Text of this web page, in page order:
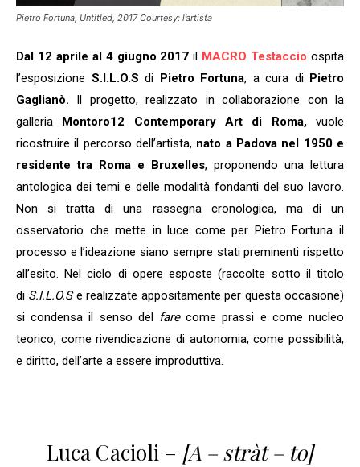
Pietro Fortuna, Untitled, 2017 Courtesy: l’artista
Dal 12 aprile al 4 giugno 2017 il MACRO Testaccio ospita
l’esposizione S.I.L.O.S di Pietro Fortuna, a cura di Pietro
Gaglianò. Il progetto, realizzato in collaborazione con la
galleria Montoro12 Contemporary Art di Roma,vuole
ricostruire il percorso dell’artista, nato a Padova nel 1950 e
residente tra Roma e Bruxelles, proponendo una lettura
antologica dei temi e delle modalità fondanti del suo lavoro.
Non si tratta di una rassegna cronologica, ma di un
osservatorio che mette in luce come per Pietro Fortuna il
processo e l’ideazione siano sempre stati preminenti rispetto
all’esito. Nel ciclo di opere esposte (raccolte sotto il titolo
di S.I.L.O.Se realizzate appositamente per questa occasione)
si condensa il senso del farecome prassi e come nucleo
teorico, come rivendicazione di autonomia, come possibilità,
e diritto, dell’arte a essere improduttiva.
Luca Cacioli – [A – stràt – to]